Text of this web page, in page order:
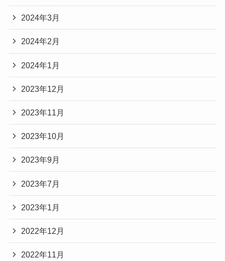
2024年3月
2024年2月
2024年1月
2023年12月
2023年11月
2023年10月
2023年9月
2023年7月
2023年1月
2022年12月
2022年11月